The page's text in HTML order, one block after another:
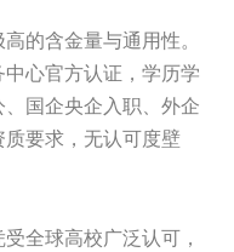
的含金量与通用性。
心官方认证，学历学
国企央企入职、外企
要求，无认可度壁
全球高校广泛认可，